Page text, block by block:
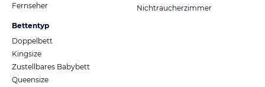
Fernseher
Bettentyp
Doppelbett
Kingsize
Zustellbares Babybett
Queensize
Nichtraucherzimmer